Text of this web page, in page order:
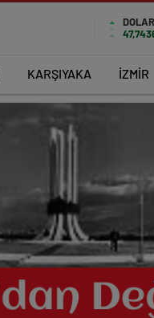
DOLAR
KARŞIYAKA İZMİR